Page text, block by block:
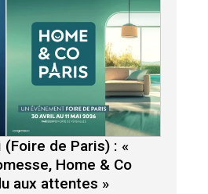
de Paris) : «
Home & Co
aux attentes »